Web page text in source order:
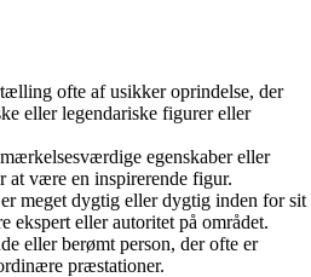
ofte af usikker oprindelse, der
eller legendariske figurer eller
egenskaber eller
at være en inspirerende figur.
meget dygtig eller dygtig inden for sit
ekspert eller autoritet på området.
eller berømt person, der ofte er
præstationer.